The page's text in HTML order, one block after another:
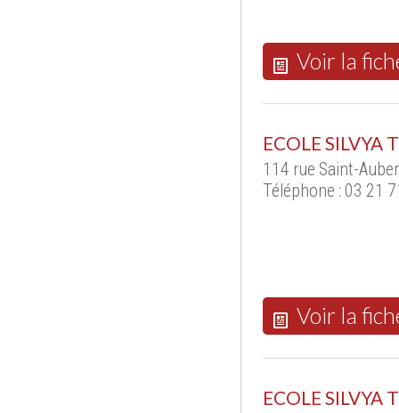
Voir la
ECOLE SILVYA
114 rue Saint-
Téléphone : 03 21
Voir la
ECOLE SILVYA